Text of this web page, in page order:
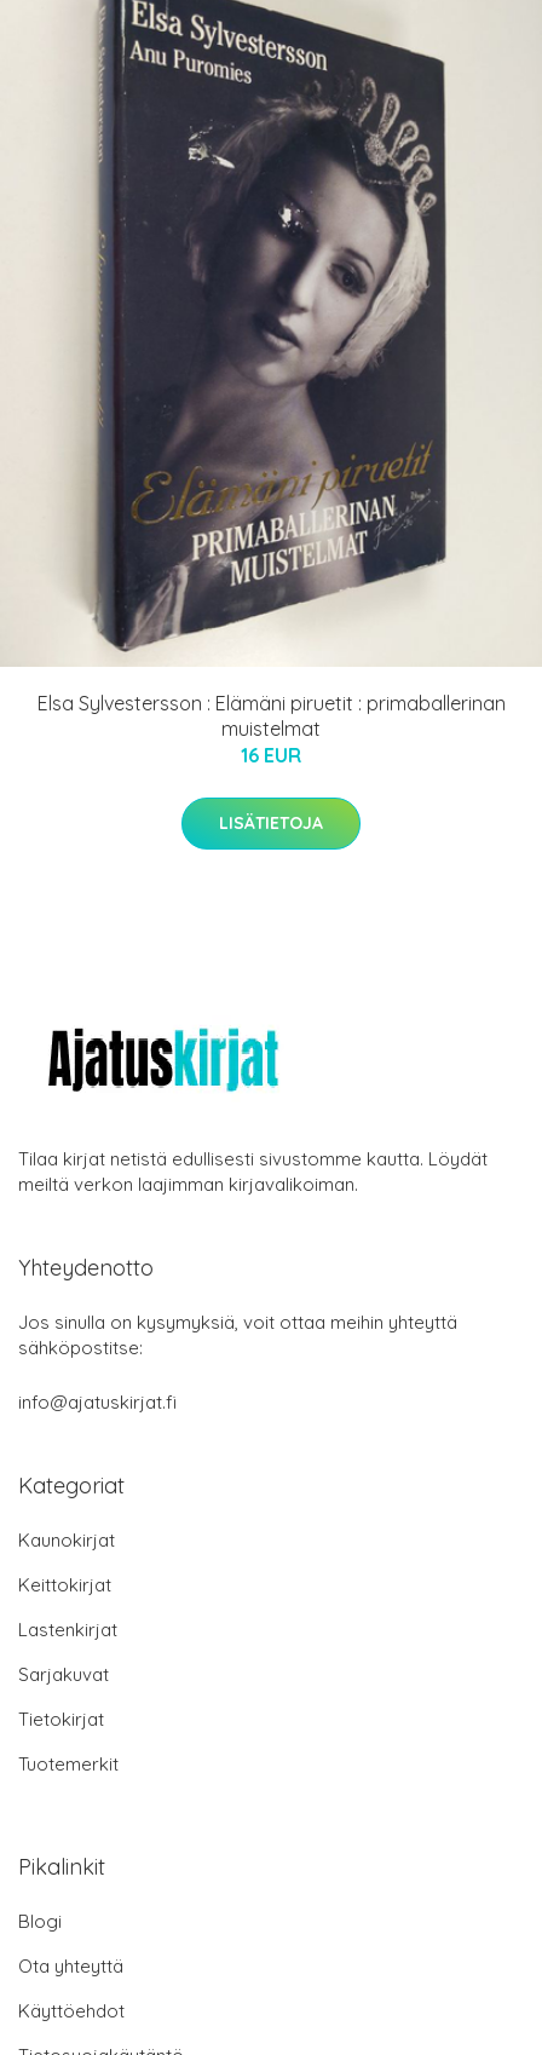
Elsa Sylvestersson : Elämäni piruetit : primaballerinan
muistelmat
16 EUR
LISÄTIETOJA
Tilaa kirjat netistä edullisesti sivustomme kautta. Löydät
meiltä verkon laajimman kirjavalikoiman.
Yhteydenotto
Jos sinulla on kysymyksiä, voit ottaa meihin yhteyttä
sähköpostitse:
info@ajatuskirjat.fi
Kategoriat
Kaunokirjat
Keittokirjat
Lastenkirjat
Sarjakuvat
Tietokirjat
Tuotemerkit
Pikalinkit
Blogi
Ota yhteyttä
Käyttöehdot